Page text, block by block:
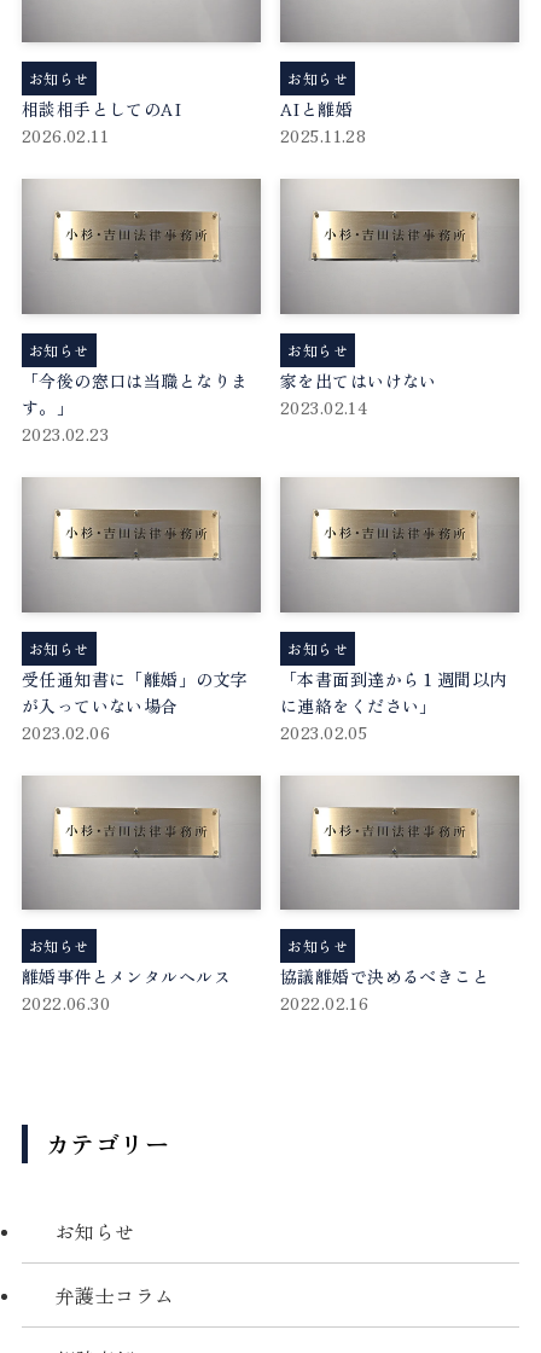
相談相手としてのAI
2026.02.11
お知らせ
AIと離婚
2025.11.28
お知らせ
「今後の窓口は当職となりま
す。」
2023.02.23
お知らせ
家を出てはいけない
2023.02.14
お知らせ
受任通知書に「離婚」の文字
が入っていない場合
2023.02.06
お知らせ
「本書面到達から１週間以内
に連絡をください」
2023.02.05
お知らせ
離婚事件とメンタルヘルス
2022.06.30
お知らせ
協議離婚で決めるべきこと
2022.02.16
お知らせ
カテゴリー
お知らせ
弁護士コラム